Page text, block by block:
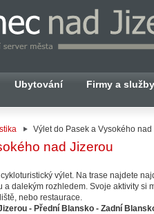
Ubytování Firmy a služby
Výlet do Pasek a Vysokého
nad Jizerou
výlet. Na trase najdete
a dalekým rozhledem. Svoje aktivity si
nebo restaurace.
- Přední Blansko - Zadní